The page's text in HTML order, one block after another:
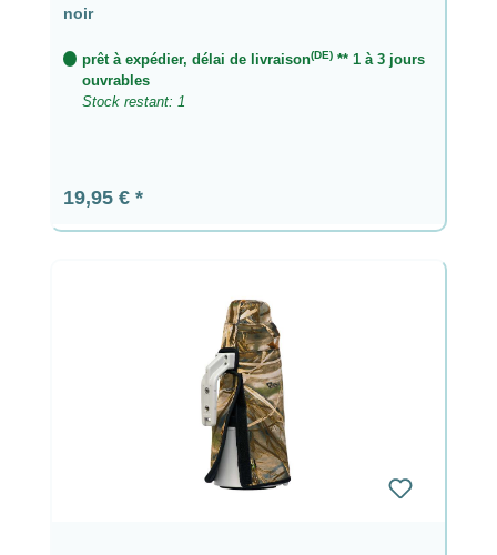
noir
prêt à expédier, délai de livraison(DE)** 1 à 3 jours
ouvrables
Stock restant: 1
Prix régulier :
19,95 €